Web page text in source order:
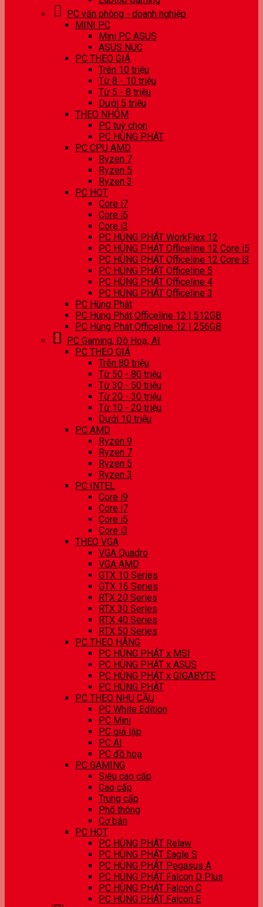
PC văn phòng - doanh nghiệp
MINI PC
Mini PC ASUS
ASUS NUC
PC THEO GIÁ
Trên 10 triệu
Từ 8 - 10 triệu
Từ 5 - 8 triệu
Dưới 5 triệu
THEO NHÓM
PC tuỳ chọn
PC HÙNG PHÁT
PC CPU AMD
Ryzen 7
Ryzen 5
Ryzen 3
PC HOT
Core i7
Core i5
Core i3
PC HÙNG PHÁT WorkFlex 12
PC HÙNG PHÁT Officeline 12 Core i5
PC HÙNG PHÁT Officeline 12 Core i3
PC HÙNG PHÁT Officeline 5
PC HÙNG PHÁT Officeline 4
PC HÙNG PHÁT Officeline 3
PC Hùng Phát
PC Hùng Phát Officeline 12 | 512GB
PC Hùng Phát Officeline 12 | 256GB
PC Gaming, Đồ Hoạ, AI
PC THEO GIÁ
Trên 80 triệu
Từ 50 - 80 triệu
Từ 30 - 50 triệu
Từ 20 - 30 triệu
Từ 10 - 20 triệu
Dưới 10 triệu
PC AMD
Ryzen 9
Ryzen 7
Ryzen 5
Ryzen 3
PC INTEL
Core i9
Core i7
Core i5
Core i3
THEO VGA
VGA Quadro
VGA AMD
GTX 10 Series
GTX 16 Series
RTX 20 Series
RTX 30 Series
RTX 40 Series
RTX 50 Series
PC THEO HÃNG
PC HÙNG PHÁT x MSI
PC HÙNG PHÁT x ASUS
PC HÙNG PHÁT x GIGABYTE
PC HÙNG PHÁT
PC THEO NHU CẦU
PC White Edition
PC Mini
PC giả lập
PC AI
PC đồ hoạ
PC GAMING
Siêu cao cấp
Cao cấp
Trung cấp
Phổ thông
Cơ bản
PC HOT
PC HÙNG PHÁT Relaw
PC HÙNG PHÁT Eagle S
PC HÙNG PHÁT Pegasus A
PC HÙNG PHÁT Falcon D Plus
PC HÙNG PHÁT Falcon C
PC HÙNG PHÁT Falcon E